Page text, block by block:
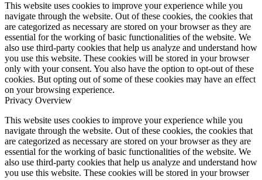
This website uses cookies to improve your experience while you
navigate through the website. Out of these cookies, the cookies that
are categorized as necessary are stored on your browser as they are
essential for the working of basic functionalities of the website. We
also use third-party cookies that help us analyze and understand how
you use this website. These cookies will be stored in your browser
only with your consent. You also have the option to opt-out of these
cookies. But opting out of some of these cookies may have an effect
on your browsing experience.
Privacy Overview
This website uses cookies to improve your experience while you
navigate through the website. Out of these cookies, the cookies that
are categorized as necessary are stored on your browser as they are
essential for the working of basic functionalities of the website. We
also use third-party cookies that help us analyze and understand how
you use this website. These cookies will be stored in your browser